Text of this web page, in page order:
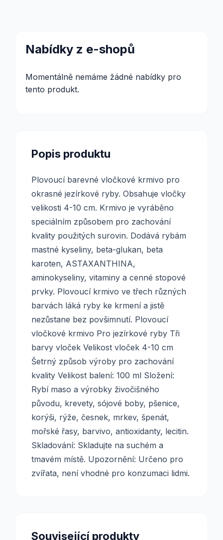
Nabídky z e-shopů
Momentálně nemáme žádné nabídky pro
tento produkt.
Popis produktu
Plovoucí barevné vločkové krmivo pro
okrasné jezírkové ryby. Obsahuje vločky
velikosti 4-10 cm. Krmivo je vyráběno
speciálním způsobem pro zachování
kvality použitých surovin. Dodává rybám
mastné kyseliny, beta-glukan, beta
karoten, ASTAXANTHINA,
aminokyseliny, vitaminy a cenné stopové
prvky. Plovoucí krmivo ve třech různých
barvách láká ryby ke krmení a jistě
nezůstane bez povšimnutí. Plovoucí
vločkové krmivo Pro jezírkové ryby Tři
barvy vloček Velikost vloček 4-10 cm
Šetrný způsob výroby pro zachování
kvality Velikost balení: 100 ml Složení:
Rybí maso a výrobky živočišného
původu, krevety, sójové boby, pšenice,
korýši, rýže, česnek, mrkev, špenát,
mořské řasy, barvivo, antioxidanty, lecitin.
Skladování: Skladujte na suchém a
tmavém místě. Upozornění: Určeno pro
zvířata, není vhodné pro konzumaci lidmi.
Související produkty